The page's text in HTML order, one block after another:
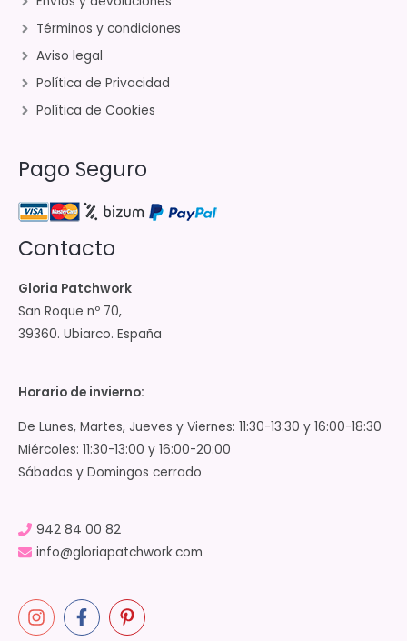
Términos y condiciones
Aviso legal
Política de Privacidad
Política de Cookies
Pago Seguro
Contacto
Gloria Patchwork
San Roque nº 70,
39360. Ubiarco. España
Horario de invierno:
De Lunes, Martes, Jueves y Viernes: 11:30-13:30 y 16:00-18:30
Miércoles: 11:30-13:00 y 16:00-20:00
Sábados y Domingos cerrado
942 84 00 82
info@gloriapatchwork.com